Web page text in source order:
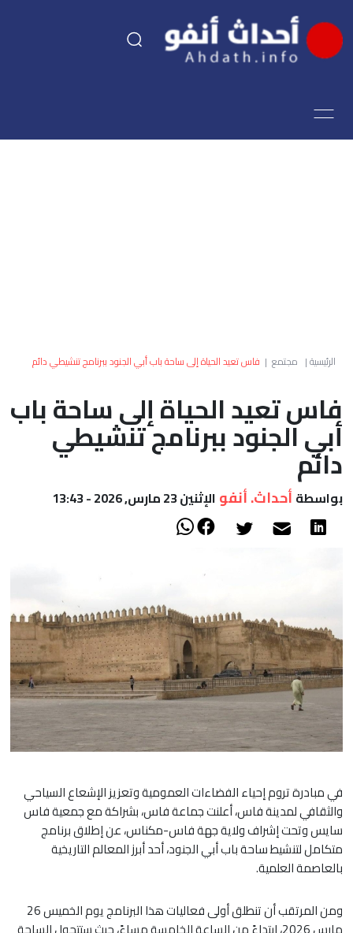
اقتصاد
العالم
أعمدة
الصحراء
الرئيسية| مجتمع | فاس تعيد الحياة إلى ساحة باب أبي الجنود ببرنامج تنشيطي دائم
فاس تعيد الحياة إلى ساحة باب
أبي الجنود ببرنامج تنشيطي
دائم
بواسطة أحداث. أنفو الإثنين 23 مارس, 2026 - 13:43
في مبادرة تروم إحياء الفضاءات العمومية وتعزيز الإشعاع السياحي
والثقافي لمدينة فاس، أعلنت جماعة فاس، بشراكة مع جمعية فاس
سايس وتحت إشراف ولاية جهة فاس-مكناس، عن إطلاق برنامج
متكامل لتنشيط ساحة باب أبي الجنود، أحد أبرز المعالم التاريخية
بالعاصمة العلمية.
ومن المرتقب أن تنطلق أولى فعاليات هذا البرنامج يوم الخميس 26